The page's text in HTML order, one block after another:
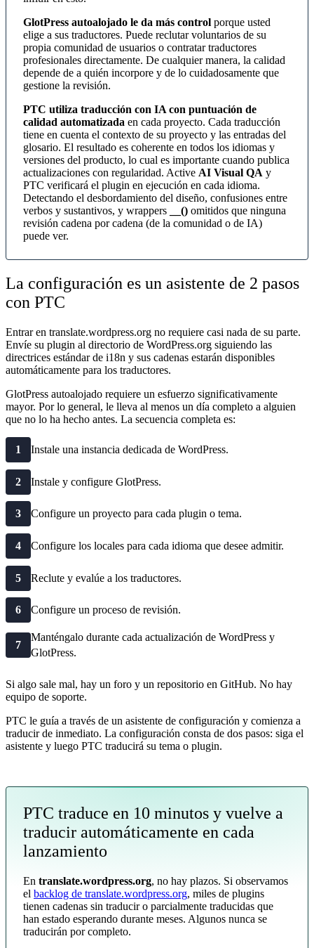
GlotPress autoalojado le da más control porque usted
elige a sus traductores. Puede reclutar voluntarios de su
propia comunidad de usuarios o contratar traductores
profesionales directamente. De cualquier manera, la calidad
depende de a quién incorpore y de lo cuidadosamente que
gestione la revisión.
PTC utiliza traducción con IA con puntuación de
calidad automatizada en cada proyecto. Cada traducción
tiene en cuenta el contexto de su proyecto y las entradas del
glosario. El resultado es coherente en todos los idiomas y
versiones del producto, lo cual es importante cuando publica
actualizaciones con regularidad. Active AI Visual QA y
PTC verificará el plugin en ejecución en cada idioma.
Detectando el desbordamiento del diseño, confusiones entre
verbos y sustantivos, y wrappers
__() omitidos que ninguna
revisión cadena por cadena (de la comunidad o de IA)
puede ver.
La configuración es un asistente de 2 pasos
con PTC
Entrar en translate.wordpress.org no requiere casi nada de su parte.
Envíe su plugin al directorio de WordPress.org siguiendo las
directrices estándar de i18n y sus cadenas estarán disponibles
automáticamente para los traductores.
GlotPress autoalojado requiere un esfuerzo significativamente
mayor. Por lo general, le lleva al menos un día completo a alguien
que no lo ha hecho antes. La secuencia completa es:
1 Instale una instancia dedicada de WordPress.
2 Instale y configure GlotPress.
3 Configure un proyecto para cada plugin o tema.
4 Configure los locales para cada idioma que desee admitir.
5 Reclute y evalúe a los traductores.
6 Configure un proceso de revisión.
7
Manténgalo durante cada actualización de WordPress y
GlotPress.
Si algo sale mal, hay un foro y un repositorio en GitHub. No hay
equipo de soporte.
PTC le guía a través de un asistente de configuración y comienza a
traducir de inmediato. La configuración consta de dos pasos: siga el
asistente y luego PTC traducirá su tema o plugin.
PTC traduce en 10 minutos y vuelve a
traducir automáticamente en cada
lanzamiento
En translate.wordpress.org, no hay plazos. Si observamos
el backlog de translate.wordpress.org, miles de plugins
tienen cadenas sin traducir o parcialmente traducidas que
han estado esperando durante meses. Algunos nunca se
traducirán por completo.